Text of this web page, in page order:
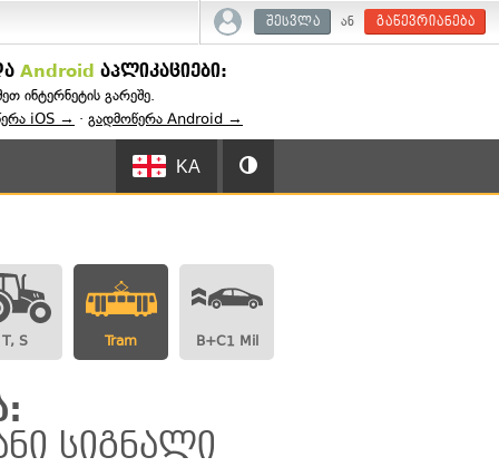
შესვლა ან გაწევრიანება
Android აპლიკაციები:
ინტერნეტის გარეშე.
iOS → · გადმოწერა Android →
KA
T, S Tram B+C1 Mil
სიგნალი